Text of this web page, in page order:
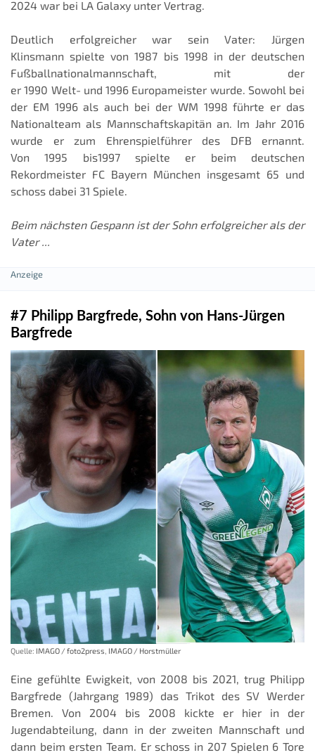
2024 war bei LA Galaxy unter Vertrag.
Deutlich erfolgreicher war sein Vater: Jürgen
Klinsmann spielte von 1987 bis 1998 in der deutschen
Fußballnationalmannschaft, mit der
er 1990 Welt- und 1996 Europameister wurde. Sowohl bei
der EM 1996 als auch bei der WM 1998 führte er das
Nationalteam als Mannschaftskapitän an. Im Jahr 2016
wurde er zum Ehrenspielführer des DFB ernannt.
Von 1995 bis1997 spielte er beim deutschen
Rekordmeister FC Bayern München insgesamt 65 und
schoss dabei 31 Spiele.
Beim nächsten Gespann ist der Sohn erfolgreicher als der
Vater ...
#7 Philipp Bargfrede, Sohn von Hans-Jürgen
Bargfrede
Quelle: IMAGO / foto2press, IMAGO / Horstmüller
Eine gefühlte Ewigkeit, von 2008 bis 2021, trug Philipp
Bargfrede (Jahrgang 1989) das Trikot des SV Werder
Bremen. Von 2004 bis 2008 kickte er hier in der
Jugendabteilung, dann in der zweiten Mannschaft und
dann beim ersten Team. Er schoss in 207 Spielen 6 Tore